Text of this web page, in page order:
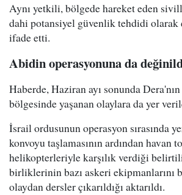
Aynı yetkili, bölgede hareket eden
dahi potansiyel güvenlik tehdidi
ifade etti.
Abidin operasyonuna da
Haberde, Haziran ayı sonunda
bölgesinde yaşanan olaylara da yer
İsrail ordusunun operasyon sırasında
konvoyu taşlamasının ardından havan
helikopterleriyle karşılık verdiği
birliklerinin bazı askeri ekipmanlarını
olaydan dersler çıkarıldığı aktarıldı.